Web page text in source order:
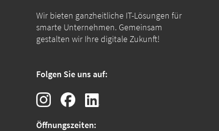
Wir bieten ganzheitliche IT-Lösungen für
smarte Unternehmen. Gemeinsam
gestalten wir Ihre digitale Zukunft!
Folgen Sie uns auf:
Öffnungszeiten: